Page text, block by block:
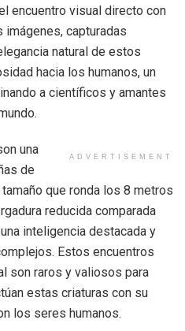
encuentro visual directo con
imágenes, capturadas
natural de estos
hacia los humanos, un
a científicos y amantes
ADVERTISEMENT
una
de
que ronda los 8 metros
reducida comparada
inteligencia destacada y
Estos encuentros
son raros y valiosos para
estas criaturas con su
los seres humanos.